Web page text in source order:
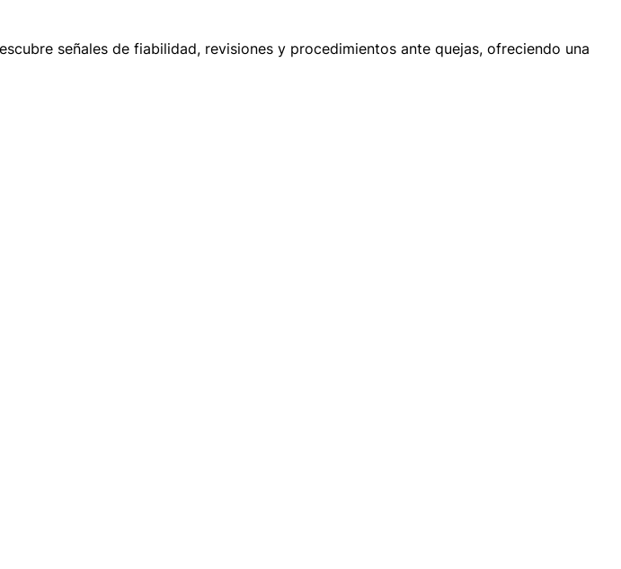
señales de fiabilidad, revisiones y procedimientos ante quejas, ofreciendo una